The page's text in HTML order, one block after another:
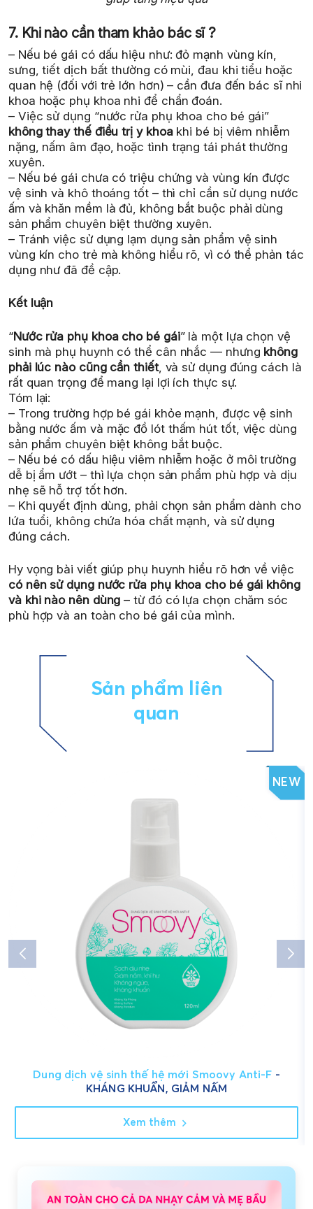
7. Khi nào cần tham khảo bác sĩ ?
– Nếu bé gái có dấu hiệu như: đỏ mạnh vùng kín,
sưng, tiết dịch bất thường có mùi, đau khi tiểu hoặc
quan hệ (đối với trẻ lớn hơn) – cần đưa đến bác sĩ nhi
khoa hoặc phụ khoa nhi để chẩn đoán.
– Việc sử dụng “nước rửa phụ khoa cho bé gái”
không thay thế điều trị y khoakhi bé bị viêm nhiễm
nặng, nấm âm đạo, hoặc tình trạng tái phát thường
xuyên.
– Nếu bé gái chưa có triệu chứng và vùng kín được
vệ sinh và khô thoáng tốt – thì chỉ cần sử dụng nước
ấm và khăn mềm là đủ, không bắt buộc phải dùng
sản phẩm chuyên biệt thường xuyên.
– Tránh việc sử dụng lạm dụng sản phẩm vệ sinh
vùng kín cho trẻ mà không hiểu rõ, vì có thể phản tác
dụng như đã đề cập.
Kết luận
“Nước rửa phụ khoa cho bé gái” là một lựa chọn vệ
sinh mà phụ huynh có thể cân nhắc — nhưng không
phải lúc nào cũng cần thiết, và sử dụng đúng cách là
rất quan trọng để mang lại lợi ích thực sự.
Tóm lại:
– Trong trường hợp bé gái khỏe mạnh, được vệ sinh
bằng nước ấm và mặc đồ lót thấm hút tốt, việc dùng
sản phẩm chuyên biệt không bắt buộc.
– Nếu bé có dấu hiệu viêm nhiễm hoặc ở môi trường
dễ bị ẩm ướt – thì lựa chọn sản phẩm phù hợp và dịu
nhẹ sẽ hỗ trợ tốt hơn.
– Khi quyết định dùng, phải chọn sản phẩm dành cho
lứa tuổi, không chứa hóa chất mạnh, và sử dụng
đúng cách.
Hy vọng bài viết giúp phụ huynh hiểu rõ hơn về việc
có nên sử dụng nước rửa phụ khoa cho bé gái không
và khi nào nên dùng – từ đó có lựa chọn chăm sóc
phù hợp và an toàn cho bé gái của mình.
Sản phẩm liên
quan
NEW
Dung dịch vệ sinh thế hệ mới Smoovy Anti-F -
KHÁNG KHUẨN, GIẢM NẤM
Xem thêm